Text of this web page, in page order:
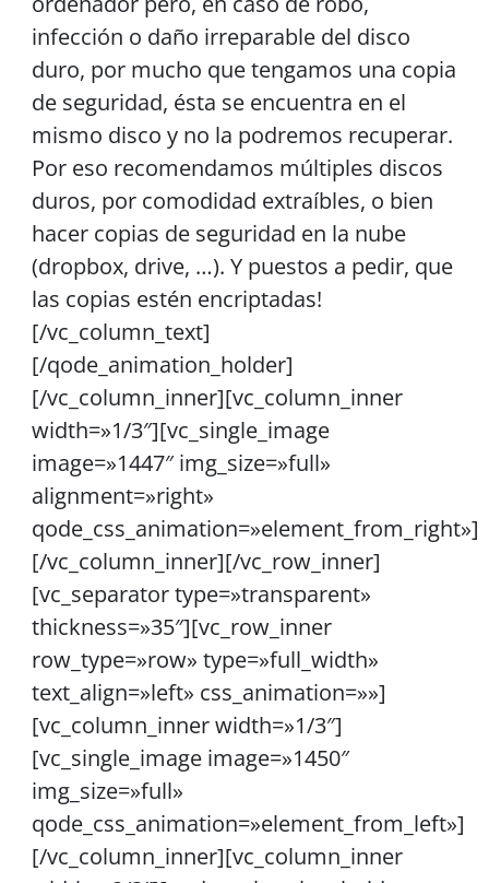
infección o daño irreparable del disco
duro, por mucho que tengamos una copia
de seguridad, ésta se encuentra en el
mismo disco y no la podremos recuperar.
Por eso recomendamos múltiples discos
duros, por comodidad extraíbles, o bien
hacer copias de seguridad en la nube
(dropbox, drive, …). Y puestos a pedir, que
las copias estén encriptadas!
[/vc_column_text]
[/qode_animation_holder]
[/vc_column_inner][vc_column_inner
width=»1/3″][vc_single_image
image=»1447″ img_size=»full»
alignment=»right»
qode_css_animation=»element_from_right»]
[/vc_column_inner][/vc_row_inner]
[vc_separator type=»transparent»
thickness=»35″][vc_row_inner
row_type=»row» type=»full_width»
text_align=»left» css_animation=»»]
[vc_column_inner width=»1/3″]
[vc_single_image image=»1450″
img_size=»full»
qode_css_animation=»element_from_left»]
[/vc_column_inner][vc_column_inner